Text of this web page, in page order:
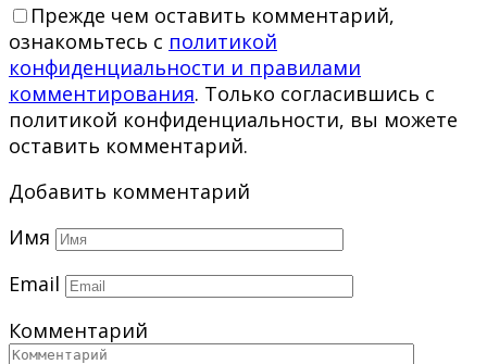
Прежде чем оставить комментарий,
ознакомьтесь с политикой
конфиденциальности и правилами
комментирования. Только согласившись с
политикой конфиденциальности, вы можете
оставить комментарий.
Добавить комментарий
Имя
Email
Комментарий